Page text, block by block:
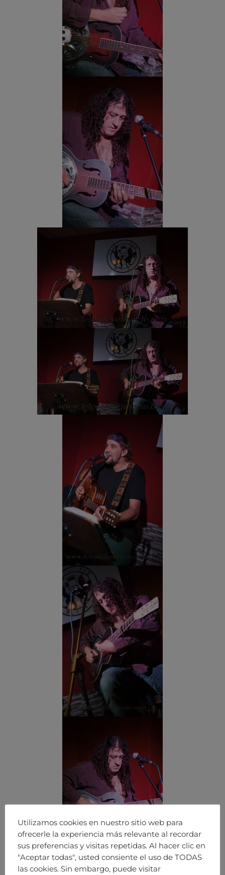
Utilizamos cookies en nuestro sitio web para
ofrecerle la experiencia más relevante al recordar
sus preferencias y visitas repetidas. Al hacer clic en
"Aceptar todas", usted consiente el uso de TODAS
las cookies. Sin embargo, puede visitar